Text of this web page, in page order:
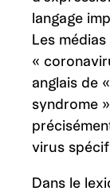
langage
Les
«
anglais de
syndrome
virus
Dans le